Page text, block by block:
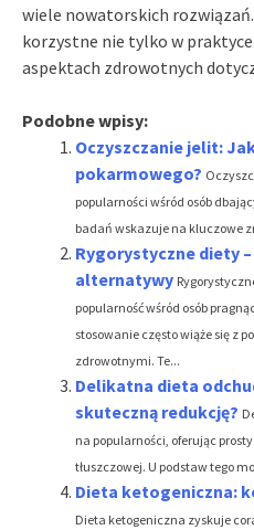
wiele nowatorskich
korzystne nie tylko w
aspektach zdrowotnych
Podobne wpisy:
Oczyszczanie jelit:
pokarmowego?
popularności wśród osób
badań wskazuje na kluczowe
Rygorystyczne diety
alternatywy
popularność wśród osób
stosowanie często wiąże się z
zdrowotnymi. Te...
Delikatna dieta
skuteczną redukcję?
na popularności, oferując
tłuszczowej. U podstaw tego
Dieta ketogeniczna:
Dieta ketogeniczna zyskuje